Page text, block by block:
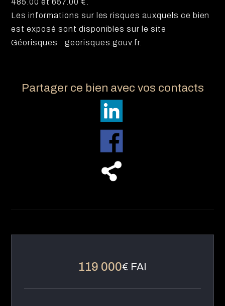
485.00 et 657.00 €.
Les informations sur les risques auxquels ce bien
est exposé sont disponibles sur le site
Géorisques : georisques.gouv.fr.
Partager ce bien avec vos contacts
119 000€ FAI